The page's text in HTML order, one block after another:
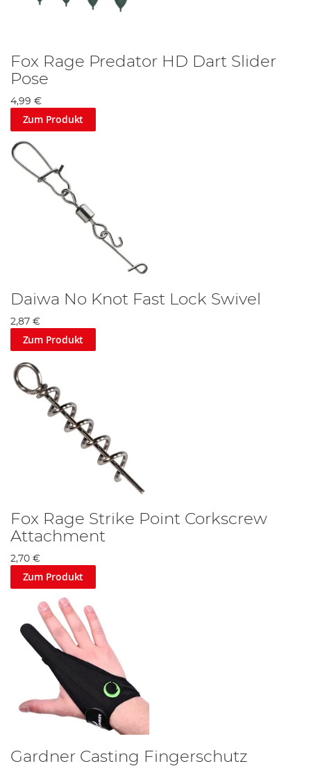
Fox Rage Predator HD Dart Slider
Pose
4,99 €
Zum Produkt
Daiwa No Knot Fast Lock Swivel
2,87 €
Zum Produkt
Fox Rage Strike Point Corkscrew
Attachment
2,70 €
Zum Produkt
Gardner Casting Fingerschutz